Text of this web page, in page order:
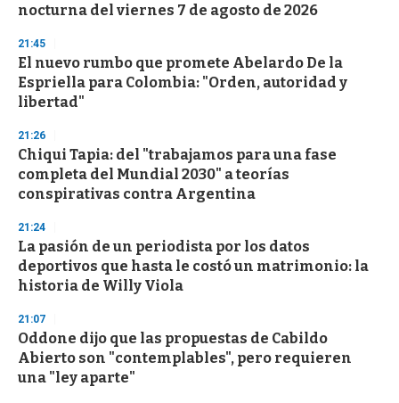
nocturna del viernes 7 de agosto de 2026
21:45
El nuevo rumbo que promete Abelardo De la
Espriella para Colombia: "Orden, autoridad y
libertad"
21:26
Chiqui Tapia: del "trabajamos para una fase
completa del Mundial 2030" a teorías
conspirativas contra Argentina
21:24
La pasión de un periodista por los datos
deportivos que hasta le costó un matrimonio: la
historia de Willy Viola
21:07
Oddone dijo que las propuestas de Cabildo
Abierto son "contemplables", pero requieren
una "ley aparte"